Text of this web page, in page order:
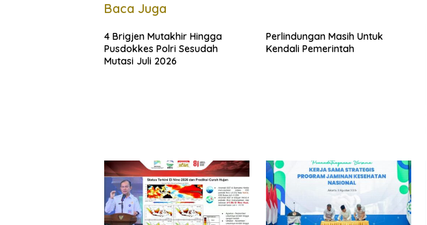
Baca Juga
4 Brigjen Mutakhir Hingga
Pusdokkes Polri Sesudah
Mutasi Juli 2026
Perlindungan Masih Untuk
Kendali Pemerintah